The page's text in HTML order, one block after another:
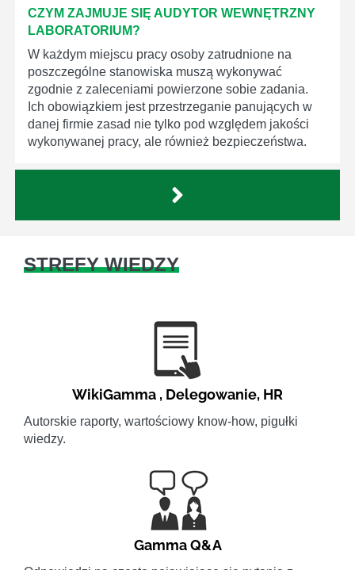
CZYM ZAJMUJE SIĘ AUDYTOR WEWNĘTRZNY
LABORATORIUM?
W każdym miejscu pracy osoby zatrudnione na
poszczególne stanowiska muszą wykonywać
zgodnie z zaleceniami powierzone sobie zadania.
Ich obowiązkiem jest przestrzeganie panujących w
danej firmie zasad nie tylko pod względem jakości
wykonywanej pracy, ale również bezpieczeństwa.
STREFY WIEDZY
WikiGamma , Delegowanie, HR
Autorskie raporty, wartościowy know-how, pigułki
wiedzy.
Gamma Q&A